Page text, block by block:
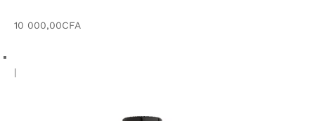
10 000,00CFA
|